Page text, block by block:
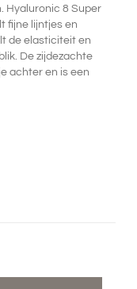
Hyaluronic 8 Super
fijne lijntjes en
de elasticiteit en
De zijdezachte
achter en is een